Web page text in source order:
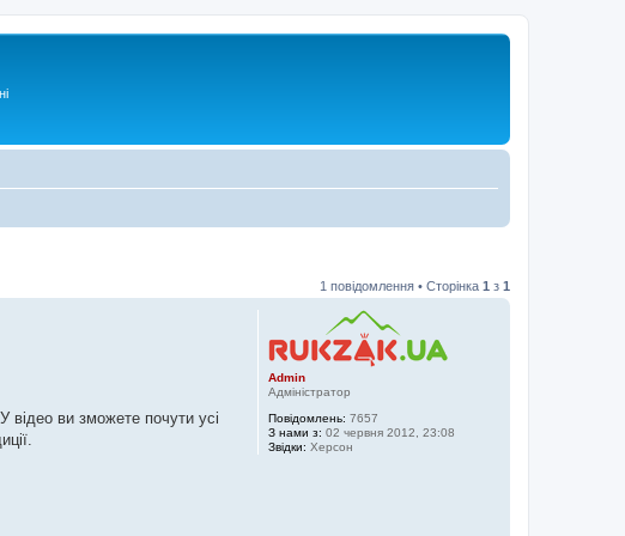
1 повідомлення • Сторінка 1 з 1
Admin
Адміністратор
Повідомлень: 7657
З нами з: 02 червня 2012, 23:08
Звідки: Херсон
відео ви зможете почути усі